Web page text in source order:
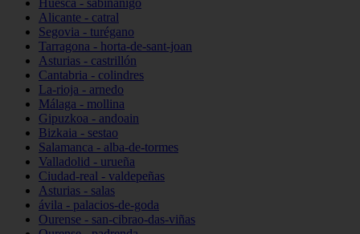
Huesca - sabiñánigo
Alicante - catral
Segovia - turégano
Tarragona - horta-de-sant-joan
Asturias - castrillón
Cantabria - colindres
La-rioja - arnedo
Málaga - mollina
Gipuzkoa - andoain
Bizkaia - sestao
Salamanca - alba-de-tormes
Valladolid - urueña
Ciudad-real - valdepeñas
Asturias - salas
ávila - palacios-de-goda
Ourense - san-cibrao-das-viñas